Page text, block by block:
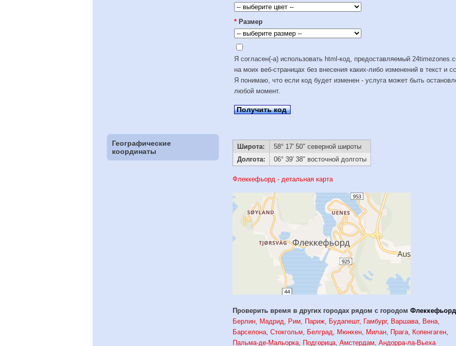
* Размер
Я согласен(-а) использовать html-код, предоставляемый
на моих веб-страницах без внесения каких-либо изменений в текст и
Я понимаю, что если код будет изменен - услуга может быть
любой момент.
Получить код
Географические
координаты
Широта:
58° 17′ 50″ северной широты
Долгота:
06° 39′ 38″ восточной долготы
Флеккефьорд - детальная карта
Проверить время в других городах рядом с городомФлеккефьорд
Берлин, Мадрид, Рим, Париж, Будапешт, Гамбург, Варшава, Вена,
Барселона,Стокгольм, Белград, Мюнхен, Милан, Прага, Копенгаген,
Пальма-де-Мальорка, Подгорица,Амстердам,Андорра-ла-Вьеха